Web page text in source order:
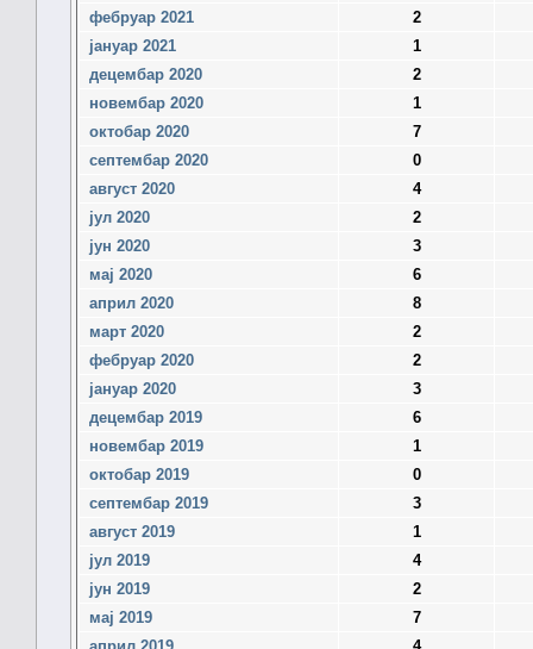
фебруар 2021
2
јануар 2021
1
децембар 2020
2
новембар 2020
1
октобар 2020
7
септембар 2020
0
август 2020
4
јул 2020
2
јун 2020
3
мај 2020
6
април 2020
8
март 2020
2
фебруар 2020
2
јануар 2020
3
децембар 2019
6
новембар 2019
1
октобар 2019
0
септембар 2019
3
август 2019
1
јул 2019
4
јун 2019
2
мај 2019
7